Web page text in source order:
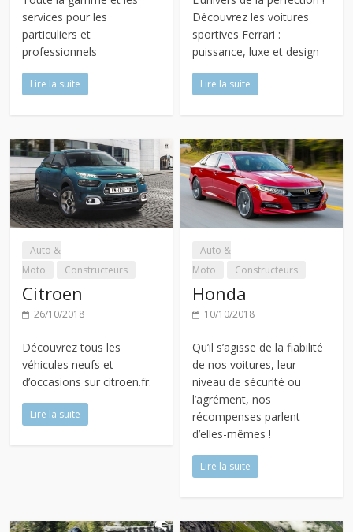
services pour les
particuliers et
professionnels
Lire la suite
Découvrez les voitures
sportives Ferrari :
puissance, luxe et design
Lire la suite
Auto &
Moto
Constructeurs
Citroen
26/10/2018
Découvrez tous les
véhicules neufs et
d’occasions sur citroen.fr.
Lire la suite
Auto &
Moto
Constructeurs
Honda
10/10/2018
Qu’il s’agisse de la fiabilité
de nos voitures, leur
niveau de sécurité ou
l’agrément, nos
récompenses parlent
d’elles-mêmes !
Lire la suite